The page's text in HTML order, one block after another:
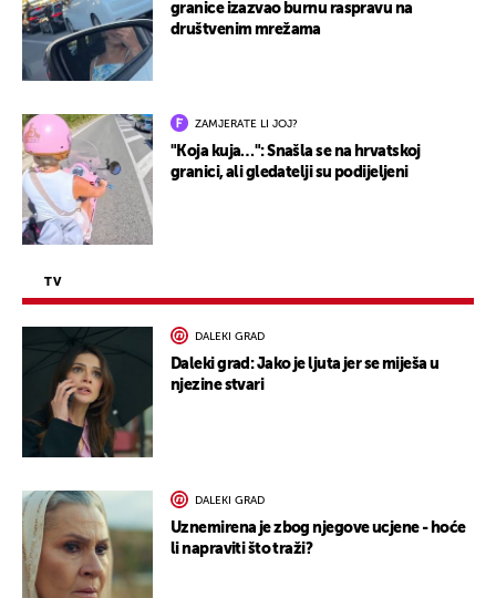
granice izazvao burnu raspravu na
društvenim mrežama
ZAMJERATE LI JOJ?
"Koja kuja…": Snašla se na hrvatskoj
granici, ali gledatelji su podijeljeni
TV
DALEKI GRAD
Daleki grad: Jako je ljuta jer se miješa u
njezine stvari
DALEKI GRAD
Uznemirena je zbog njegove ucjene - hoće
li napraviti što traži?